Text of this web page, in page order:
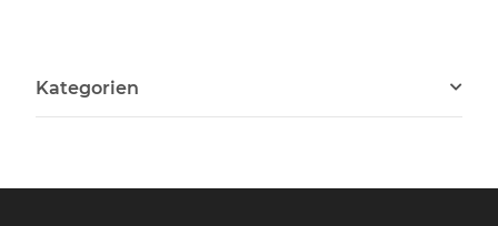
Kategorien